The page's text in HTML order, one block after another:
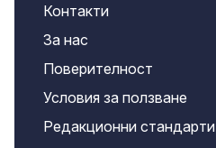
Контакти
За нас
Поверителност
Условия за ползване
Редакционни стандарти